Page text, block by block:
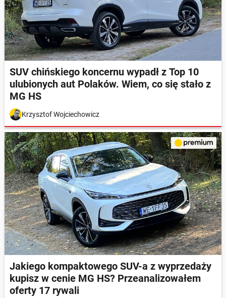
SUV chińskiego koncernu wypadł z Top 10
ulubionych aut Polaków. Wiem, co się stało z
MG HS
Krzysztof Wojciechowicz
Jakiego kompaktowego SUV-a z wyprzedaży
kupisz w cenie MG HS? Przeanalizowałem
oferty 17 rywali